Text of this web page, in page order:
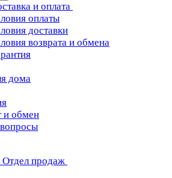
и оплата
оплаты
доставки
возврата и обмена
дома
и обмен
Отдел продаж